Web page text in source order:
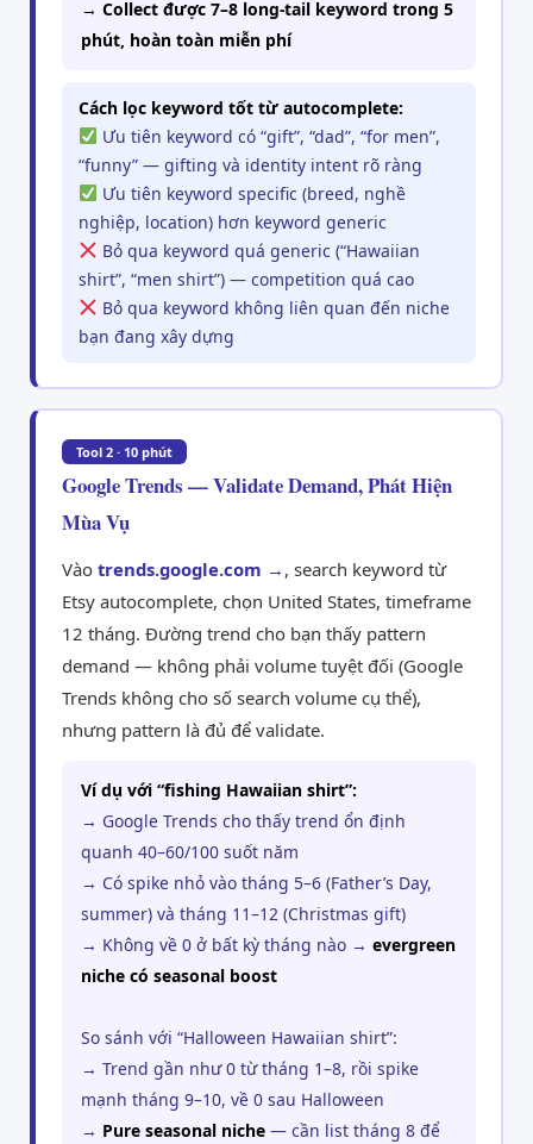
→ Collect được 7–8 long-tail keyword trong 5
phút, hoàn toàn miễn phí
Cách lọc keyword tốt từ autocomplete:
Ưu tiên keyword có “gift”, “dad”, “for men”,
“funny” — gifting và identity intent rõ ràng
Ưu tiên keyword specific (breed, nghề
nghiệp, location) hơn keyword generic
Bỏ qua keyword quá generic (“Hawaiian
shirt”, “men shirt”) — competition quá cao
Bỏ qua keyword không liên quan đến niche
bạn đang xây dựng
Tool 2 · 10 phút
Google Trends — Validate Demand, Phát Hiện
Mùa Vụ
Vào trends.google.com → , search keyword từ
Etsy autocomplete, chọn United States, timeframe
12 tháng. Đường trend cho bạn thấy pattern
demand — không phải volume tuyệt đối (Google
Trends không cho số search volume cụ thể),
nhưng pattern là đủ để validate.
Ví dụ với “fishing Hawaiian shirt”:
→ Google Trends cho thấy trend ổn định
quanh 40–60/100 suốt năm
→ Có spike nhỏ vào tháng 5–6 (Father’s Day,
summer) và tháng 11–12 (Christmas gift)
→ Không về 0 ở bất kỳ tháng nào → evergreen
niche có seasonal boost
So sánh với “Halloween Hawaiian shirt”:
→ Trend gần như 0 từ tháng 1–8, rồi spike
mạnh tháng 9–10, về 0 sau Halloween
→ Pure seasonal niche — cần list tháng 8 để